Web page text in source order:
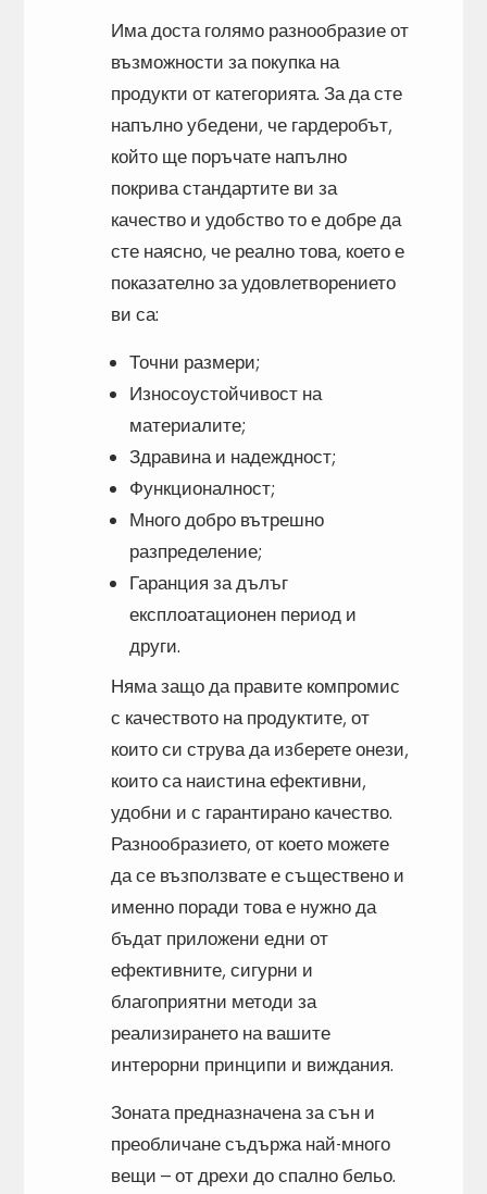
Има доста голямо разнообразие от
възможности за покупка на
продукти от категорията. За да сте
напълно убедени, че гардеробът,
който ще поръчате напълно
покрива стандартите ви за
качество и удобство то е добре да
сте наясно, че реално това, което е
показателно за удовлетворението
ви са:
Точни размери;
Износоустойчивост на
материалите;
Здравина и надеждност;
Функционалност;
Много добро вътрешно
разпределение;
Гаранция за дълъг
експлоатационен период и
други.
Няма защо да правите компромис
с качеството на продуктите, от
които си струва да изберете онези,
които са наистина ефективни,
удобни и с гарантирано качество.
Разнообразието, от което можете
да се възползвате е съществено и
именно поради това е нужно да
бъдат приложени едни от
ефективните, сигурни и
благоприятни методи за
реализирането на вашите
интерорни принципи и виждания.
Зоната предназначена за сън и
преобличане съдържа най-много
вещи – от дрехи до спално бельо.